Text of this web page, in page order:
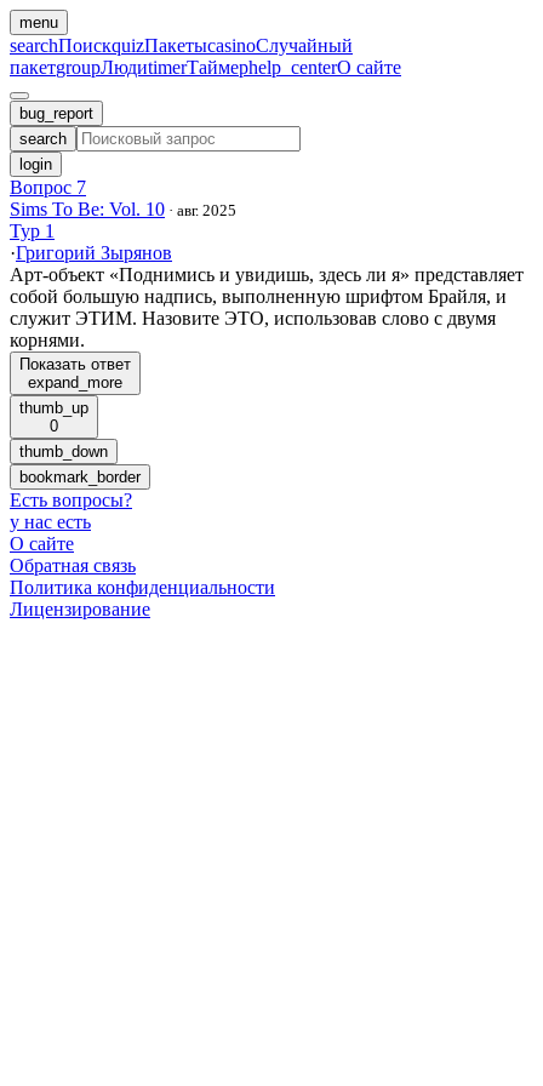
menu
searchПоискquizПакетыcasinoСлучайный
пакетgroupЛюдиtimerТаймерhelp_centerО сайте
bug_report
search
login
Вопрос 7
Sims To Be: Vol. 10 · авг. 2025
Тур 1
·Григорий Зырянов
Арт-объект «Поднимись и увидишь, здесь ли я» представляет
собой большую надпись, выполненную шрифтом Брайля, и
служит ЭТИМ. Назовите ЭТО, использовав слово с двумя
корнями.
Показать ответ
expand_more
thumb_up
0
thumb_down
bookmark_border
Есть вопросы?
у нас есть
О сайте
Обратная связь
Политика конфиденциальности
Лицензирование